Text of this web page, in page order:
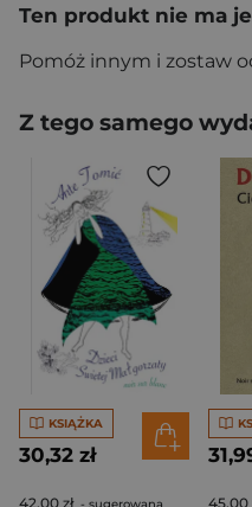
Ten produkt nie ma
Pomóż innym i zostaw
Z tego samego
KSIĄŻKA
30,32 zł
42,00 zł 45,00